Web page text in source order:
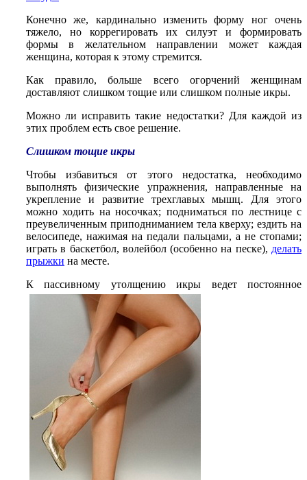
Конечно же, кардинально изменить форму ног очень
тяжело, но коррегировать их силуэт и формировать
формы в желательном направлении может каждая
женщина, которая к этому стремится.
Как правило, больше всего огорчений женщинам
доставляют слишком тощие или слишком полные икры.
Можно ли исправить такие недостатки? Для каждой из
этих проблем есть свое решение.
Слишком тощие икры
Чтобы избавиться от этого недостатка, необходимо
выполнять физические упражнения, направленные на
укрепление и развитие трехглавых мышц. Для этого
можно ходить на носочках; подниматься по лестнице с
преувеличенным приподниманием тела кверху; ездить на
велосипеде, нажимая на педали пальцами, а не стопами;
играть в баскетбол, волейбол (особенно на песке), делать
прыжки на месте.
К пассивному утолщению икры ведет постоянное